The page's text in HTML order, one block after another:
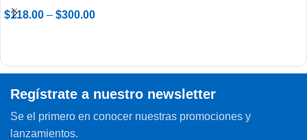
$118.00 – $300.00
Regístrate a nuestro newsletter
Se el primero en conocer nuestras promociones y
lanzamientos.